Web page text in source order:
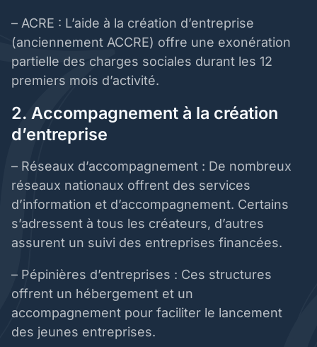
– ACRE : L’aide à la création d’entreprise
(anciennement ACCRE) offre une exonération
partielle des charges sociales durant les 12
premiers mois d’activité.
2. Accompagnement à la création
d’entreprise
– Réseaux d’accompagnement : De nombreux
réseaux nationaux offrent des services
d’information et d’accompagnement. Certains
s’adressent à tous les créateurs, d’autres
assurent un suivi des entreprises financées.
– Pépinières d’entreprises : Ces structures
offrent un hébergement et un
accompagnement pour faciliter le lancement
des jeunes entreprises.